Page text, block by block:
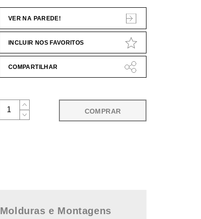
VER NA PAREDE!
INCLUIR NOS FAVORITOS
COMPARTILHAR
COMPRAR
Molduras e Montagens